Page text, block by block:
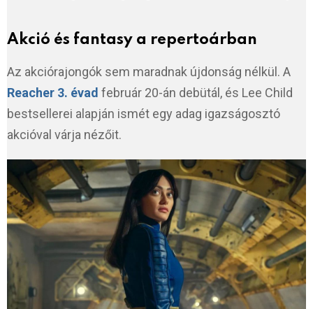
Akció és fantasy a repertoárban
Az akciórajongók sem maradnak újdonság nélkül. A
Reacher 3. évad február 20-án debütál, és Lee Child
bestsellerei alapján ismét egy adag igazságosztó
akcióval várja nézőit.